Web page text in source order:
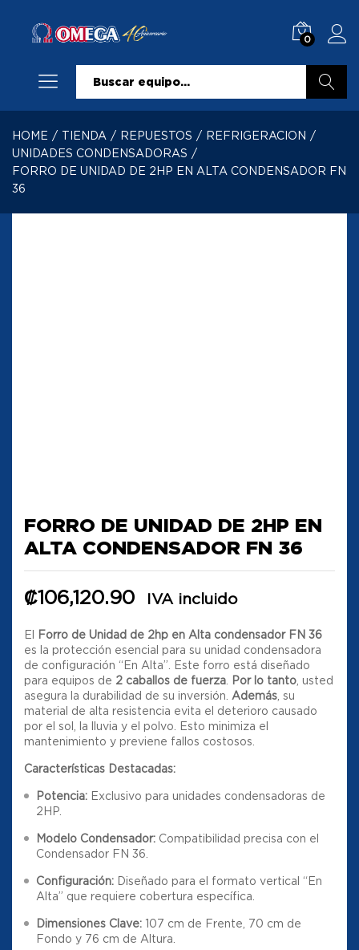
0
HOME / TIENDA / REPUESTOS / REFRIGERACION /
UNIDADES CONDENSADORAS /
FORRO DE UNIDAD DE 2HP EN ALTA CONDENSADOR FN
36
FORRO DE UNIDAD DE 2HP EN
ALTA CONDENSADOR FN 36
₡106,120.90 IVA incluido
El
Forro de Unidad de 2hp en Alta condensador FN 36
es la protección esencial para su unidad condensadora
de configuración “En Alta”. Este forro está diseñado
para equipos de 2 caballos de fuerza Por lo tanto , usted
asegura la durabilidad de su inversión. Además , su
material de alta resistencia evita el deterioro causado
por el sol, la lluvia y el polvo. Esto minimiza el
mantenimiento y previene fallos costosos.
Características Destacadas:
Potencia: Exclusivo para unidades condensadoras de
2HP.
Modelo Condensador: Compatibilidad precisa con el
Condensador FN 36.
Configuración: Diseñado para el formato vertical “En
Alta” que requiere cobertura específica.
Dimensiones Clave: 107 cm de Frente, 70 cm de
Fondo y 76 cm de Altura.